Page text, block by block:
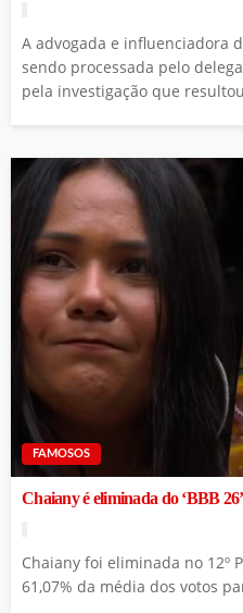
A advogada e influenciadora
sendo processada pelo
pela investigação que
FAMOSOS
Chaiany é eliminada do ‘BBB
Chaiany foi eliminada no 12º
61,07% da média dos votos